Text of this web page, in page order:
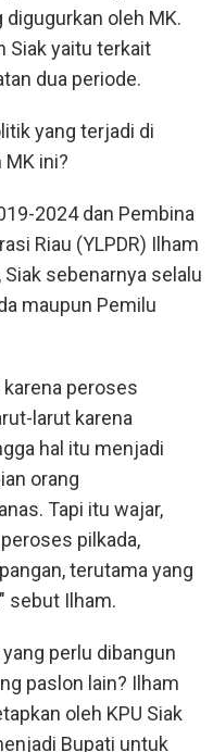
digugurkan oleh MK.
Siak yaitu terkait
dua periode.
yang terjadi di
ini?
2024 dan Pembina
Riau (YLPDR) Ilham
sebenarnya selalu
maupun Pemilu
peroses
larut karena
hal itu menjadi
orang
Tapi itu wajar,
pilkada,
terutama yang
sebut Ilham.
perlu dibangun
paslon lain? Ilham
oleh KPU Siak
Bupati untuk